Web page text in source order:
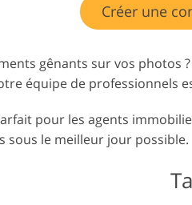
Créer une
gênants sur vos
équipe de professionnels
pour les agents
sous le meilleur jour possible.